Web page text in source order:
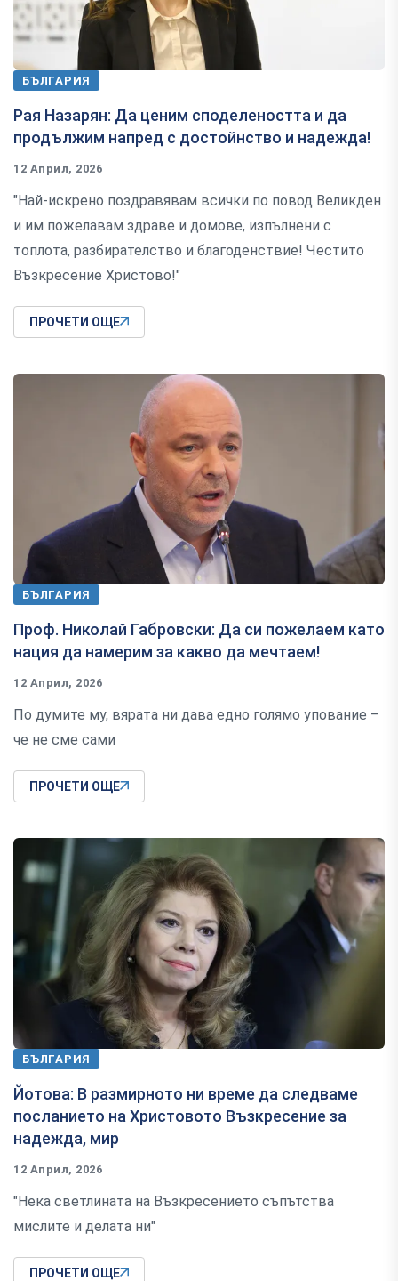
БЪЛГАРИЯ
Рая Назарян: Да ценим споделеността и да
продължим напред с достойнство и надежда!
12 Април, 2026
"Най-искрено поздравявам всички по повод Великден
и им пожелавам здраве и домове, изпълнени с
топлота, разбирателство и благоденствие! Честито
Възкресение Христово!"
ПРОЧЕТИ ОЩЕ
БЪЛГАРИЯ
Проф. Николай Габровски: Да си пожелаем като
нация да намерим за какво да мечтаем!
12 Април, 2026
По думите му, вярата ни дава едно голямо упование –
че не сме сами
ПРОЧЕТИ ОЩЕ
БЪЛГАРИЯ
Йотова: В размирното ни време да следваме
посланието на Христовото Възкресение за
надежда, мир
12 Април, 2026
"Нека светлината на Възкресението съпътства
мислите и делата ни"
ПРОЧЕТИ ОЩЕ